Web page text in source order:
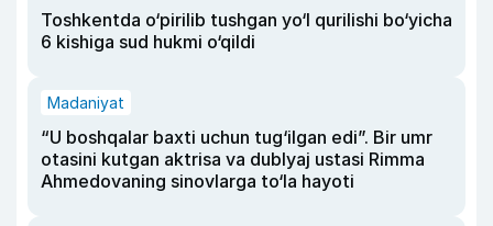
Toshkentda o‘pirilib tushgan yo‘l qurilishi bo‘yicha
6 kishiga sud hukmi o‘qildi
Madaniyat
“U boshqalar baxti uchun tug‘ilgan edi”. Bir umr
otasini kutgan aktrisa va dublyaj ustasi Rimma
Ahmedovaning sinovlarga to‘la hayoti